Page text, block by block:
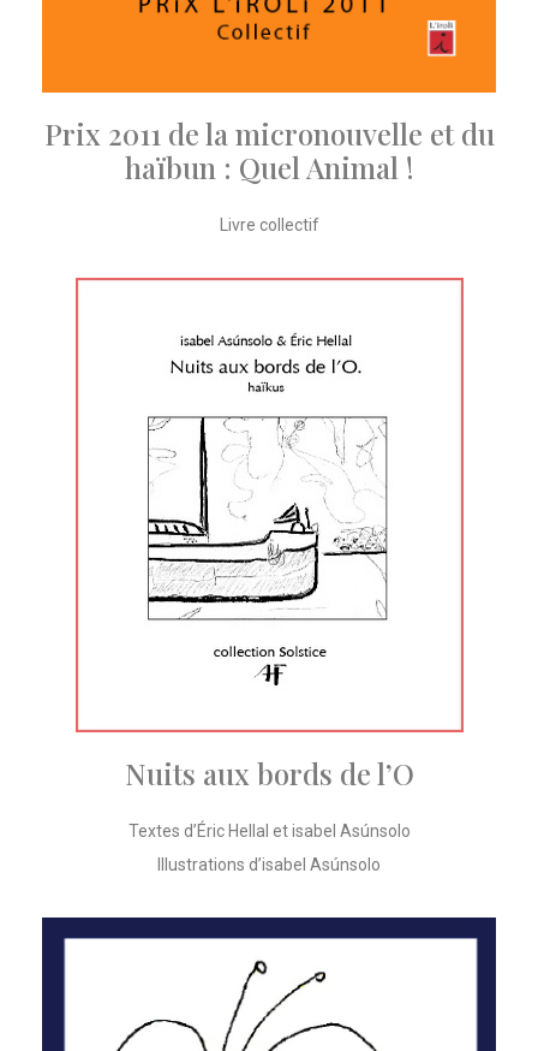
Prix 2011 de la micronouvelle et du
haïbun : Quel Animal !
Livre collectif
Nuits aux bords de l’O
Textes d’Éric Hellal et isabel Asúnsolo
Illustrations d’isabel Asúnsolo